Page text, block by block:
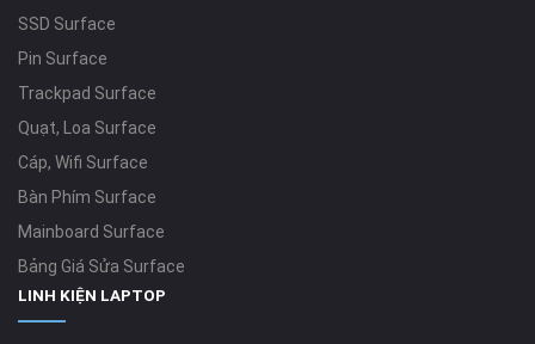
SSD Surface
Pin Surface
Trackpad Surface
Quạt, Loa Surface
Cáp, Wifi Surface
Bàn Phím Surface
Mainboard Surface
Bảng Giá Sửa Surface
LINH KIỆN LAPTOP